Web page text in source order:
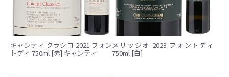
キャンティ クラシコ 2021 フォン
トディ 750ml [赤] キャンティ
メリッジオ 2023 フォントディ
750ml [白]